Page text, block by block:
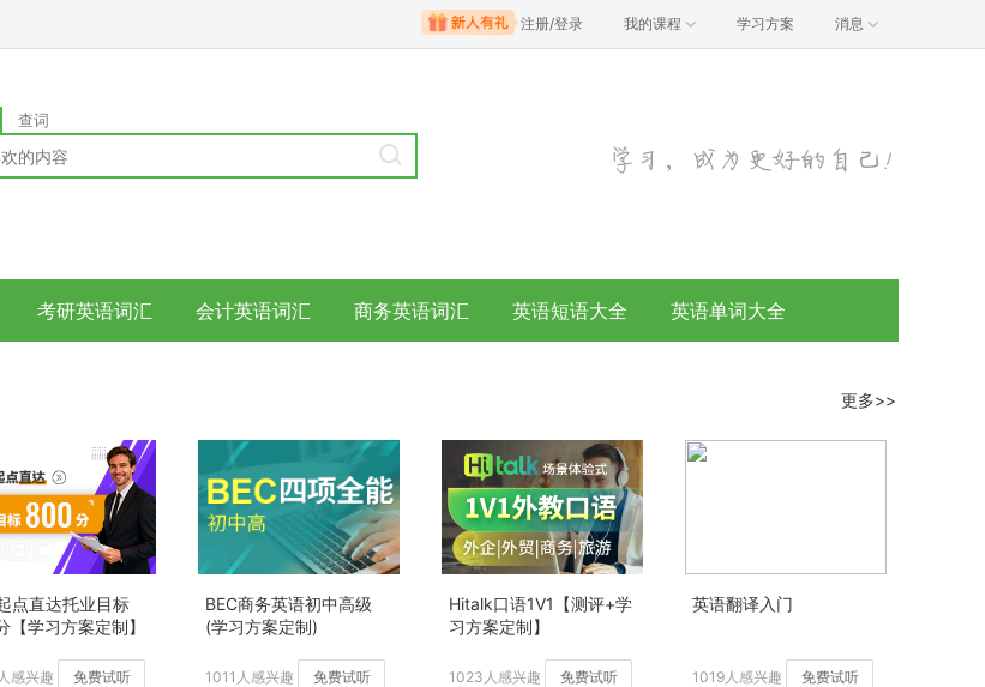
注册/登录 我的课程 学习方案 消息
查词
考研英语词汇 会计英语词汇 商务英语词汇 英语短语大全 英语单词大全
更多>>
点直达托业目标
【学习方案定制】
感兴趣 免费试听
BEC商务英语初中高级
(学习方案定制)
1011人感兴趣 免费试听
Hitalk口语1V1【测评+学
习方案定制】
1023人感兴趣 免费试听
英语翻译入门
1019人感兴趣 免费试听